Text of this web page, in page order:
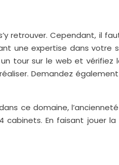
retrouver. Cependant, il
une expertise dans votre
tour sur le web et vérifiez
Demandez
ce domaine,
En faisant jouer